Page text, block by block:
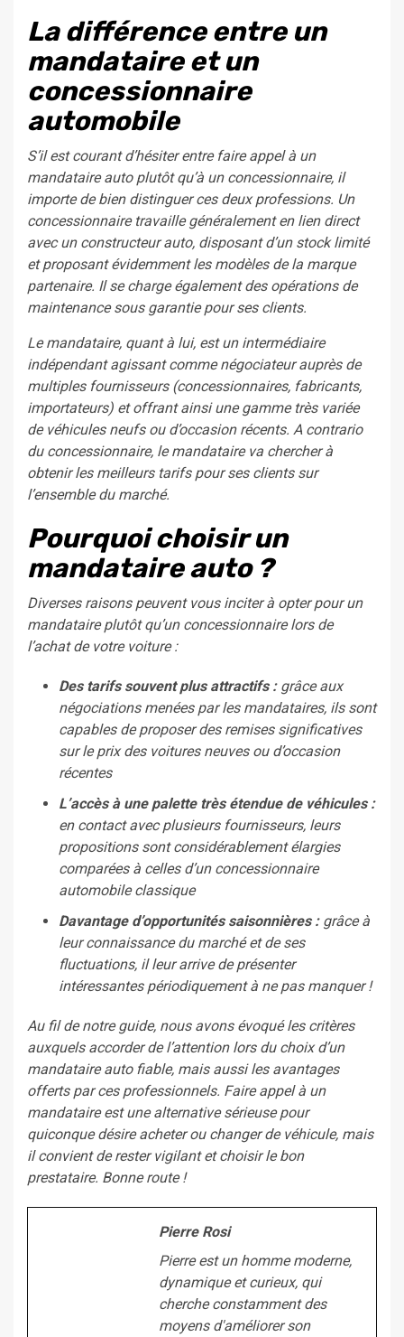
La différence entre un
mandataire et un
concessionnaire
automobile
S’il est courant d’hésiter entre faire appel à un
mandataire auto plutôt qu’à un concessionnaire, il
importe de bien distinguer ces deux professions. Un
concessionnaire travaille généralement en lien direct
avec un constructeur auto, disposant d’un stock limité
et proposant évidemment les modèles de la marque
partenaire. Il se charge également des opérations de
maintenance sous garantie pour ses clients.
Le mandataire, quant à lui, est un intermédiaire
indépendant agissant comme négociateur auprès de
multiples fournisseurs (concessionnaires, fabricants,
importateurs) et offrant ainsi une gamme très variée
de véhicules neufs ou d’occasion récents. A contrario
du concessionnaire, le mandataire va chercher à
obtenir les meilleurs tarifs pour ses clients sur
l’ensemble du marché.
Pourquoi choisir un
mandataire auto ?
Diverses raisons peuvent vous inciter à opter pour un
mandataire plutôt qu’un concessionnaire lors de
l’achat de votre voiture :
Des tarifs souvent plus attractifs :grâce aux
négociations menées par les mandataires, ils sont
capables de proposer des remises significatives
sur le prix des voitures neuves ou d’occasion
récentes
L’accès à une palette très étendue de véhicules :
en contact avec plusieurs fournisseurs, leurs
propositions sont considérablement élargies
comparées à celles d’un concessionnaire
automobile classique
Davantage d’opportunités saisonnières :grâce à
leur connaissance du marché et de ses
fluctuations, il leur arrive de présenter
intéressantes périodiquement à ne pas manquer !
Au fil de notre guide, nous avons évoqué les critères
auxquels accorder de l’attention lors du choix d’un
mandataire auto fiable, mais aussi les avantages
offerts par ces professionnels. Faire appel à un
mandataire est une alternative sérieuse pour
quiconque désire acheter ou changer de véhicule, mais
il convient de rester vigilant et choisir le bon
prestataire. Bonne route !
Pierre Rosi
Pierre est un homme moderne,
dynamique et curieux, qui
cherche constamment des
moyens d'améliorer son